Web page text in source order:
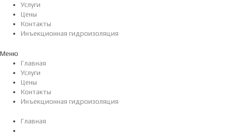
Услуги
Цены
Контакты
Инъекционная гидроизоляция
Меню
Главная
Услуги
Цены
Контакты
Инъекционная гидроизоляция
Главная